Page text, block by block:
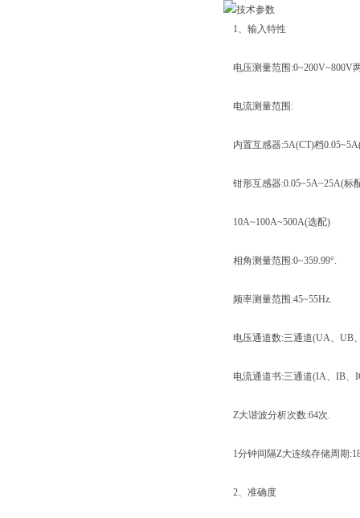
1、输入特性
电压测量范围:0~200V~800V
电流测量范围:
内置互感器:5A(CT)档
钳形互感器:0.05~5A~25A(标
10A~100A~500A(选配)
相角测量范围:0~359.99°.
频率测量范围:45~55Hz.
电压通道数:三通道(UA、UB
电流通道书:三通道(IA、IB、
Z大谐波分析次数:64次.
1分钟间隔Z大连续存储周期
2、准确度